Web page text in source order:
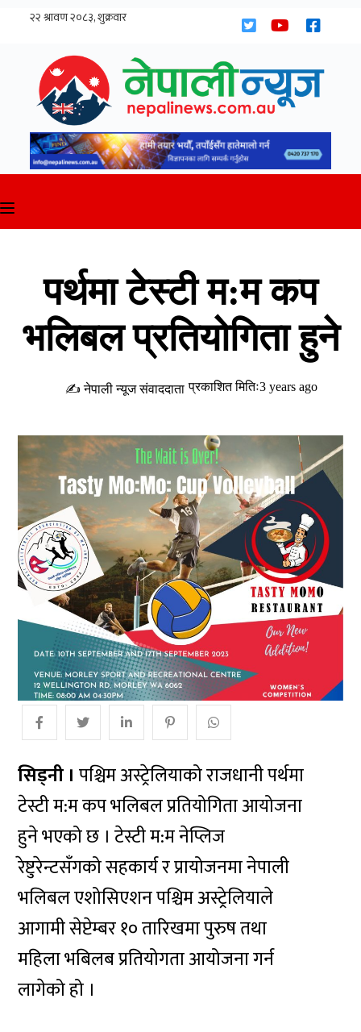
पर्थमा टेस्टी म:म कप
भलिबल प्रतियोगिता हुने
✍ नेपाली न्यूज संवाददाता प्रकाशित मितिः3 years ago
सिड्नी । पश्चिम अस्ट्रेलियाको राजधानी पर्थमा
टेस्टी म:म कप भलिबल प्रतियोगिता आयोजना
हुने भएको छ । टेस्टी म:म नेप्लिज
रेष्टुरेन्टसँगको सहकार्य र प्रायोजनमा नेपाली
भलिबल एशोसिएशन पश्चिम अस्ट्रेलियाले
आगामी सेप्टेम्बर १० तारिखमा पुरुष तथा
महिला भबिलब प्रतियोगता आयोजना गर्न
लागेको हो ।